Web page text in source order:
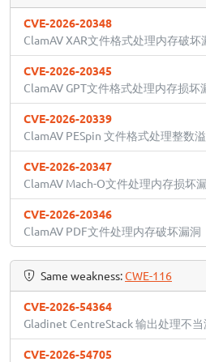
CVE-2026-20348
ClamAV XAR文件格式处理内存破坏
CVE-2026-20345
ClamAV GPT文件格式处理内存损坏
CVE-2026-20339
ClamAV PESpin 文件格式处理整数
CVE-2026-20347
ClamAV Mach-O文件处理内存损坏
CVE-2026-20346
ClamAV PDF文件处理内存破坏漏洞
Same weakness:CWE-116
CVE-2026-54364
Gladinet CentreStack 输出处理不当
CVE-2026-54705